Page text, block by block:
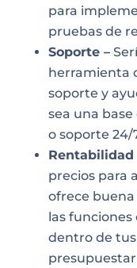
para
pruebas de
Soporte –
herramienta
soporte y
sea una
o soporte 24/
Rentabilidad
precios para
ofrece
las funciones
dentro de